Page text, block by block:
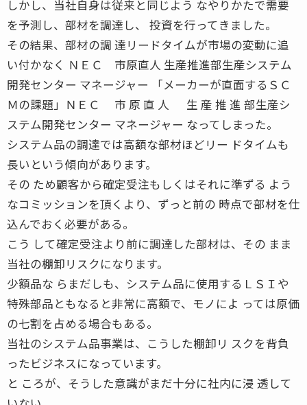
しかし、当社自身は従来と同じよう なやりかたで需要
を予測し、部材を調達し、 投資を行ってきました。
その結果、部材の調 達リードタイムが市場の変動に追
い付かなく ＮＥＣ 市原直人 生産推進部生産システム
開発センター マネージャー 「メーカーが直面するＳＣ
Ｍの課題」ＮＥＣ 市 原 直 人 生 産 推 進 部生産シ
ステム開発センター マネージャー なってしまった。
システム品の調達では高額な部材ほどリー ドタイムも
長いという傾向があります。
その ため顧客から確定受注もしくはそれに準ずる よう
なコミッションを頂くより、ずっと前の 時点で部材を仕
込んでおく必要がある。
こう して確定受注より前に調達した部材は、その まま
当社の棚卸リスクになります。
少額品な らまだしも、システム品に使用するＬＳＩや
特殊部品ともなると非常に高額で、モノによ っては原価
の七割を占める場合もある。
当社のシステム品事業は、こうした棚卸リ スクを背負
ったビジネスになっています。
と ころが、そうした意識がまだ十分に社内に浸 透して